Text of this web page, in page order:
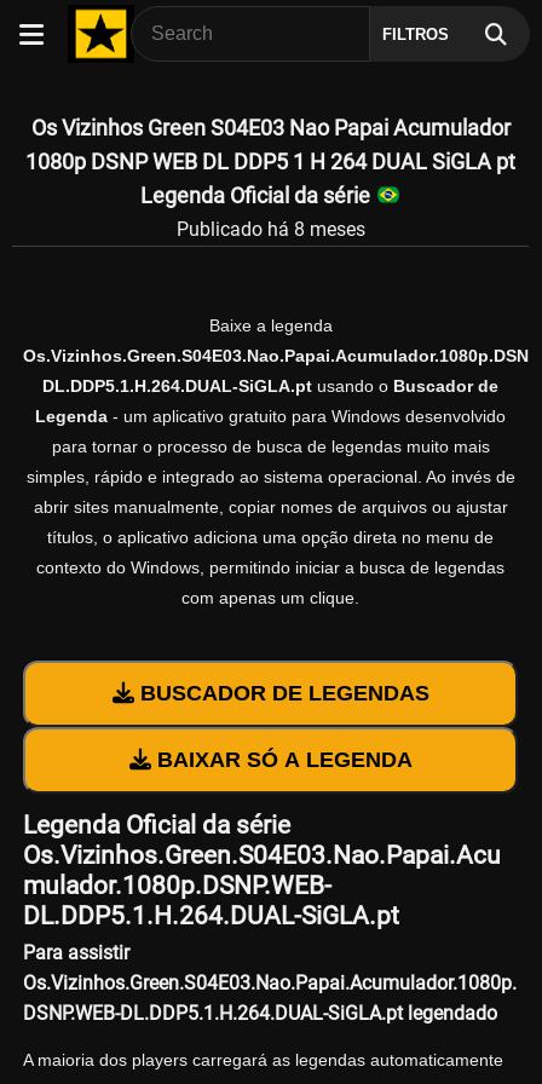
FILTROS
Os Vizinhos Green S04E03 Nao Papai Acumulador
1080p DSNP WEB DL DDP5 1 H 264 DUAL SiGLA pt
Legenda Oficial da série
Publicado há 8 meses
Baixe a legenda
DL.DDP5.1.H.264.DUAL-SiGLA.pt usando o Buscador de
Legenda - um aplicativo gratuito para Windows desenvolvido
para tornar o processo de busca de legendas muito mais
simples, rápido e integrado ao sistema operacional. Ao invés de
abrir sites manualmente, copiar nomes de arquivos ou ajustar
títulos, o aplicativo adiciona uma opção direta no menu de
contexto do Windows, permitindo iniciar a busca de legendas
com apenas um clique.
BUSCADOR DE LEGENDAS
BAIXAR SÓ A LEGENDA
Legenda Oficial da série
Os.Vizinhos.Green.S04E03.Nao.Papai.Acu
mulador.1080p.DSNP.WEB-
DL.DDP5.1.H.264.DUAL-SiGLA.pt
Para assistir
Os.Vizinhos.Green.S04E03.Nao.Papai.Acumulador.1080p.
DSNP.WEB-DL.DDP5.1.H.264.DUAL-SiGLA.pt legendado
A maioria dos players carregará as legendas automaticamente